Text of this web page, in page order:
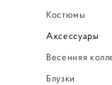
Костюмы
Аксессуары
Весенняя
Блузки